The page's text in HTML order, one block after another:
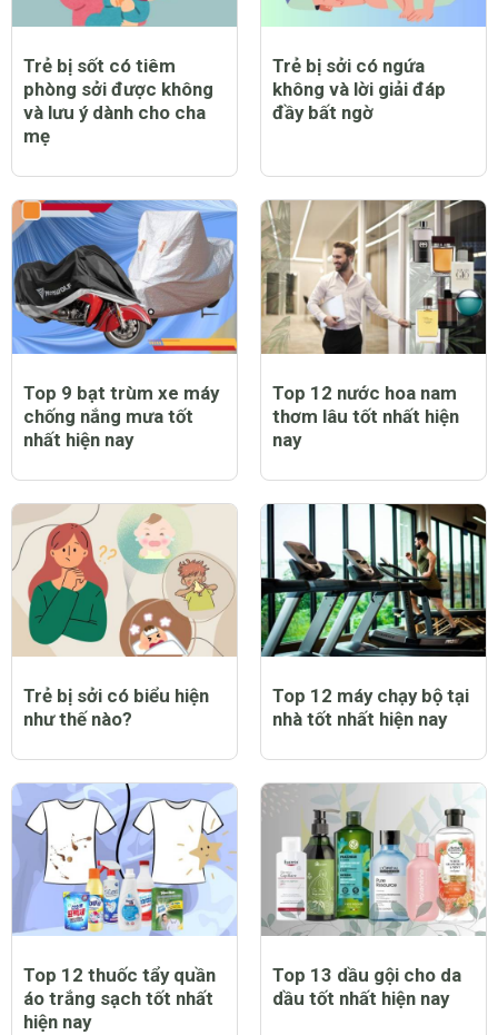
Trẻ bị sốt có tiêm
phòng sởi được không
và lưu ý dành cho cha
mẹ
Trẻ bị sởi có ngứa
không và lời giải đáp
đầy bất ngờ
Top 9 bạt trùm xe máy
chống nắng mưa tốt
nhất hiện nay
Top 12 nước hoa nam
thơm lâu tốt nhất hiện
nay
Trẻ bị sởi có biểu hiện
như thế nào?
Top 12 máy chạy bộ tại
nhà tốt nhất hiện nay
Top 12 thuốc tẩy quần
áo trắng sạch tốt nhất
hiện nay
Top 13 dầu gội cho da
dầu tốt nhất hiện nay